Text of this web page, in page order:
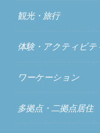
観光・旅行
体験・アクティビテ
ワーケーション
多拠点・二拠点居住